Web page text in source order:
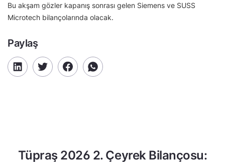
Bu akşam gözler kapanış sonrası gelen Siemens ve SUSS
Microtech bilançolarında olacak.
Paylaş
Tüpraş 2026 2. Çeyrek Bilançosu: